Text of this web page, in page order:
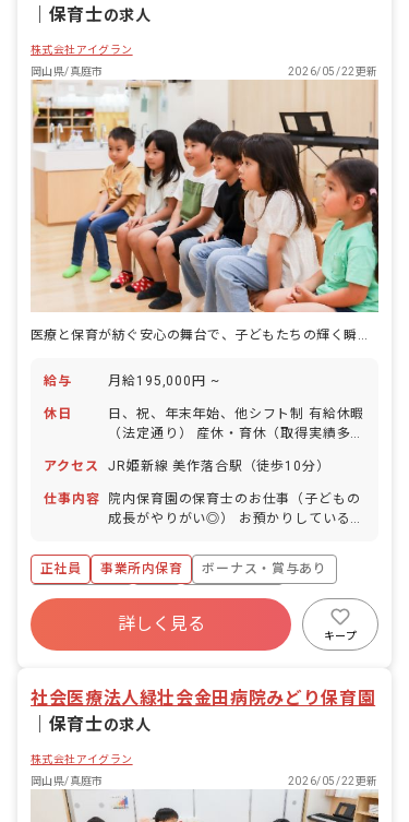
保育士の求人
株式会社アイグラン
岡山県/真庭市
2026/05/22更新
医療と保育が紡ぐ安心の舞台で、子どもたちの輝く瞬間を一緒に
給与 月給195,000円 ~
休日
日、祝、年末年始、他シフト制 有給休暇
（法定通り） 産休・育休（取得実績多
日
アクセス JR姫新線 美作落合駅（徒歩10分）
仕事内容
院内保育園の保育士のお仕事（子どもの
成長がやりがい◎） お預かりしている子
食事・睡眠・排泄・清潔・衣類の着脱等
・集団生活を通じた社会性の装着 ・行事
の計画・実行、お知らせの作成
正社員 事業所内保育
ボーナス・賞与あり
社会保険完備
有給
福利厚生充実
昇給昇進あり
産休育休制度
詳しく見る
キープ
社会医療法人緑壮会金田病院みどり保育園
保育士の求人
株式会社アイグラン
岡山県/真庭市
2026/05/22更新